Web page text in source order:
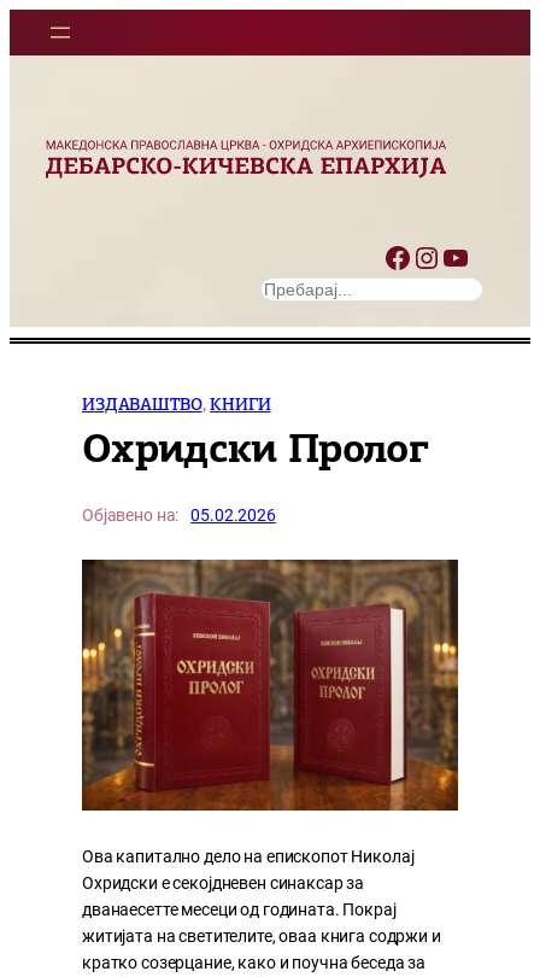
Facebook Instagram YouTube
S
a
c
ИЗДАВАШТВО, КНИГИ
Охридски Пролог
Објавено на: 05.02.2026
Ова капитално дело на епископот Николај
Охридски е секојдневен синаксар за
дванаесетте месеци од годината. Покрај
житијата на светителите, оваа книга содржи и
кратко созерцание, како и поучна беседа за